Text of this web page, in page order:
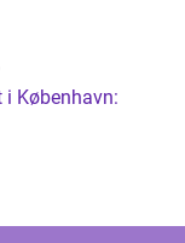
i København: